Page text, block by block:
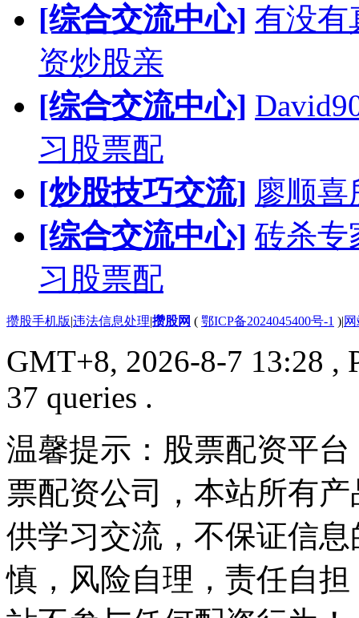
[综合交流中心] 有没有
资炒股亲
[综合交流中心]
习股票配
[炒股技巧交流] 廖顺
[综合交流中心] 砖杀专
习股票配
攒股手机版|违法信息处理|攒股网 ( 鄂ICP备2024045400号-1 )|
GMT+8, 2026-8-7 13:28 ,
37 queries .
温馨提示：股票配资平
票配资公司，本站所有
供学习交流，不保证信
慎，风险自理，责任自